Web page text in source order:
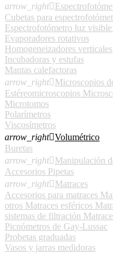
arrow_right
Cubetas para
Espectrofotómetro luz
Evaporadores rotativos
Homogeneizadores verticales
Incubadoras y estufas
Mantas calefactoras
arrow_right Microscopios
Estéreomicroscopios
Microtomos
Polarímetros
Viscosímetros
arrow_rightVolumétrico
Buretas
arrow_right Manipulación
Accesorios Pipetas
arrow_right Matraces
Accesorios para matraces
otros Matraces esféricos
sistemas de filtración
Picnómetros de Gay-Lussac
Probetas graduadas
Vasos y jarras medidoras